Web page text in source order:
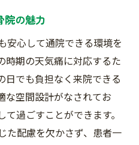
院の魅力
安心して通院できる環境を
時期の天気痛に対応するた
日でも負担なく来院できる
な空間設計がなされてお
過ごすことができます。
た配慮を欠かさず、患者一